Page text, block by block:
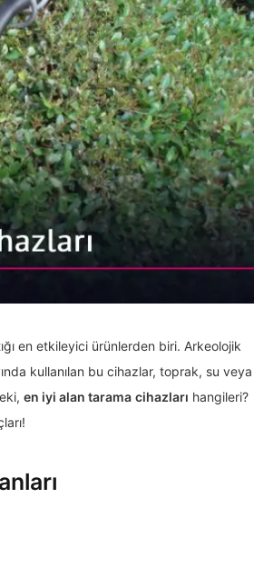
en etkileyici ürünlerden biri. Arkeolojik
kullanılan bu cihazlar, toprak, su veya
en iyi alan tarama cihazları hangileri?